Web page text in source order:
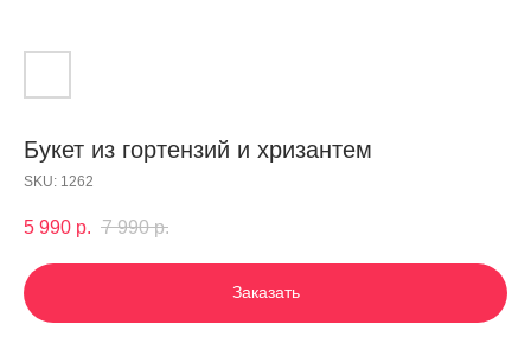
Букет из гортензий и хризантем
SKU: 1262
5 990 р. 7 990 р.
Заказать